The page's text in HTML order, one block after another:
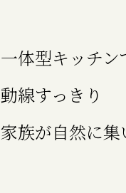
一体型キッチン
動線すっきり
家族が自然に